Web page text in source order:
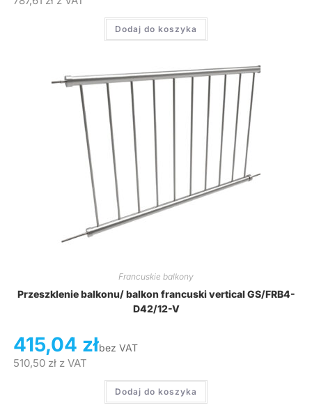
Dodaj do koszyka
Francuskie balkony
Przeszklenie balkonu/ balkon francuski vertical GS/FRB4-
D42/12-V
415,04 złbez VAT
510,50 złz VAT
Dodaj do koszyka